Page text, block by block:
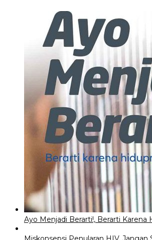
Ayo Menjadi Berarti!, Berarti Karena